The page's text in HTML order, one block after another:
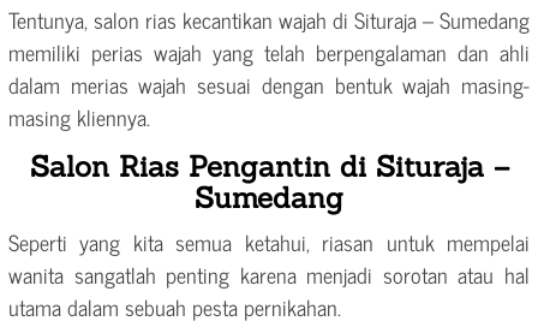
Tentunya, salon rias kecantikan wajah di Situraja – Sumedang
memiliki perias wajah yang telah berpengalaman dan ahli
dalam merias wajah sesuai dengan bentuk wajah masing-
masing kliennya.
Salon Rias Pengantin di Situraja –
Sumedang
Seperti yang kita semua ketahui, riasan untuk mempelai
wanita sangatlah penting karena menjadi sorotan atau hal
utama dalam sebuah pesta pernikahan.